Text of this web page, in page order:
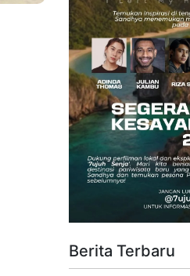
Berita Terbaru